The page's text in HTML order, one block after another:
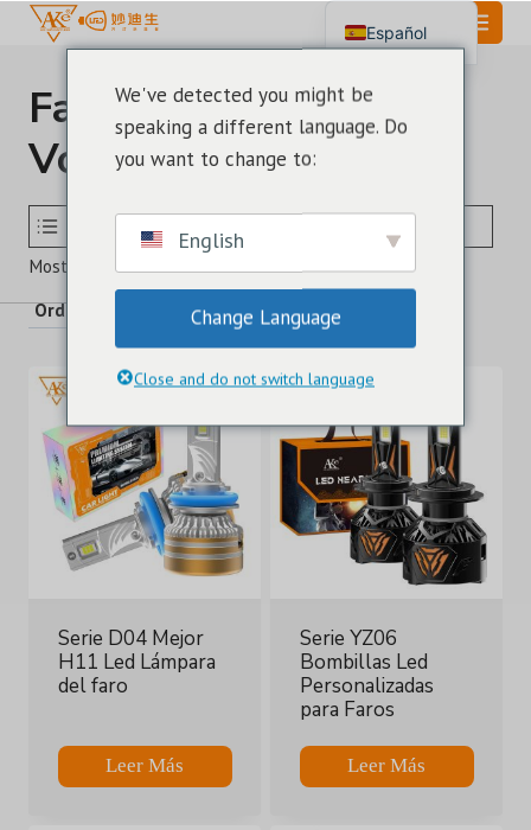
Saltar
Faros Led De Alto
Voltaje
SELECCIONE EL TAMAÑO DE LA BOMBILLA LED
MODELO
Mostrando 31–42 de 42 resultadosOrdenado
los
últimos
Serie D04 Mejor
H11 Led Lámpara
del faro
Leer Más
Serie YZ06
Bombillas Led
Personalizadas
para Faros
Leer Más
We've detected you might be
speaking a different language. Do
you want to change to:
English
Change Language
Close and do not switch language
Español